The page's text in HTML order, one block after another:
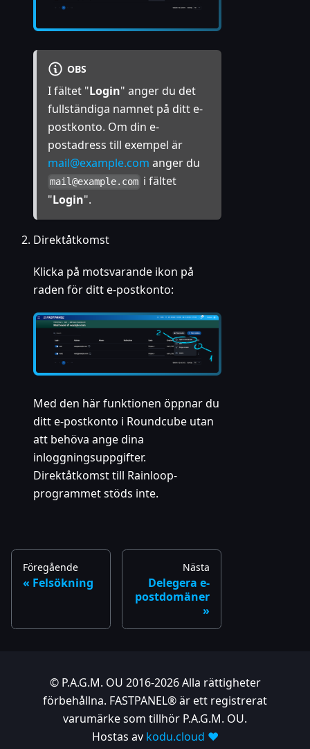
OBS
I fältet "Login" anger du det
fullständiga namnet på ditt e-
postkonto. Om din e-
postadress till exempel är
mail@example.com anger du
mail@example.com i fältet
"Login".
Direktåtkomst
Klicka på motsvarande ikon på
raden för ditt e-postkonto:
Med den här funktionen öppnar du
ditt e-postkonto i Roundcube utan
att behöva ange dina
inloggningsuppgifter.
Direktåtkomst till Rainloop-
programmet stöds inte.
Föregående
Felsökning
Nästa
Delegera e-
postdomäner
© P.A.G.M. OU 2016-2026 Alla rättigheter
förbehållna. FASTPANEL® är ett registrerat
varumärke som tillhör P.A.G.M. OU.
Hostas av kodu.cloud ❤️